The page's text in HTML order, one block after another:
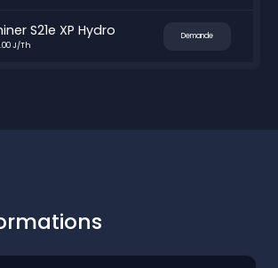
S21e XP Hydro
J/Th
Demande